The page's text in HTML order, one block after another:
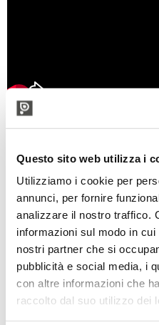
Questo sito web utilizza i
Utilizziamo i cookie per
annunci, per fornire
analizzare il nostro traffico.
informazioni sul modo in
nostri partner che si
pubblicità e social media, i
con altre informazioni che
raccolto dal suo utilizzo dei